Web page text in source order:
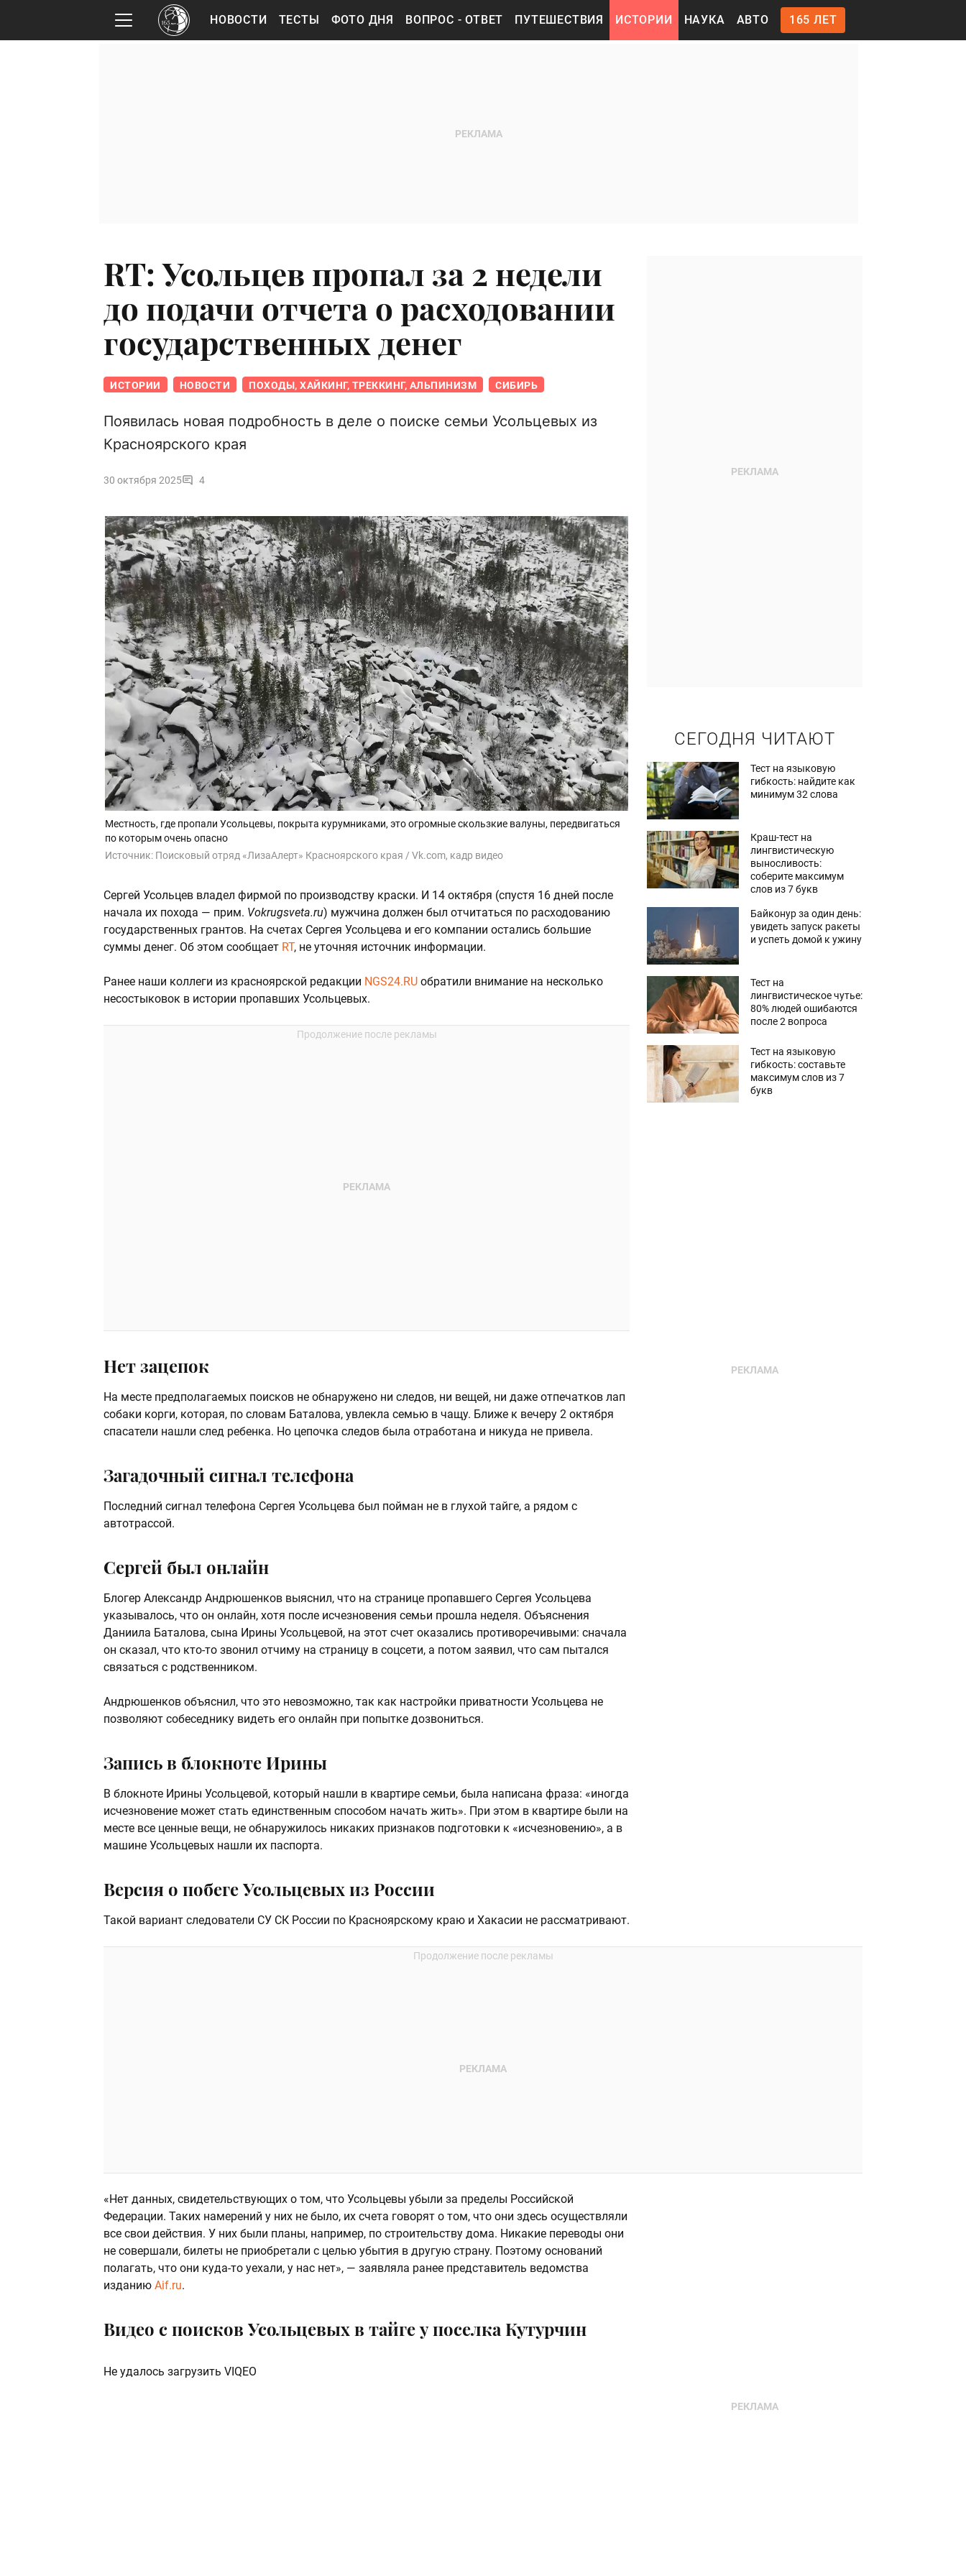
НОВОСТИ ТЕСТЫ ФОТО ДНЯ ВОПРОС - ОТВЕТ ПУТЕШЕСТВИЯ ИСТОРИИ НАУКА АВТО 165 ЛЕТ
RT: Усольцев пропал за 2 недели
до подачи отчета о расходовании
государственных денег
ИСТОРИИ НОВОСТИ ПОХОДЫ, ХАЙКИНГ, ТРЕККИНГ, АЛЬПИНИЗМ СИБИРЬ
Появилась новая подробность в деле о поиске семьи Усольцевых из
Красноярского края
30 октября 2025 4
Местность, где пропали Усольцевы, покрыта курумниками, это огромные скользкие валуны, передвигаться
по которым очень опасно
Источник: Поисковый отряд «ЛизаАлерт» Красноярского края / Vk.com, кадр видео
Сергей Усольцев владел фирмой по производству краски. И 14 октября (спустя 16 дней после
начала их похода — прим. Vokrugsveta.ru) мужчина должен был отчитаться по расходованию
государственных грантов. На счетах Сергея Усольцева и его компании остались большие
суммы денег. Об этом сообщает RT, не уточняя источник информации.
Ранее наши коллеги из красноярской редакции NGS24.RU обратили внимание на несколько
несостыковок в истории пропавших Усольцевых.
Нет зацепок
На месте предполагаемых поисков не обнаружено ни следов, ни вещей, ни даже отпечатков лап
собаки корги, которая, по словам Баталова, увлекла семью в чащу. Ближе к вечеру 2 октября
спасатели нашли след ребенка. Но цепочка следов была отработана и никуда не привела.
Загадочный сигнал телефона
Последний сигнал телефона Сергея Усольцева был пойман не в глухой тайге, а рядом с
автотрассой.
Сергей был онлайн
Блогер Александр Андрюшенков выяснил, что на странице пропавшего Сергея Усольцева
указывалось, что он онлайн, хотя после исчезновения семьи прошла неделя. Объяснения
Даниила Баталова, сына Ирины Усольцевой, на этот счет оказались противоречивыми: сначала
он сказал, что кто-то звонил отчиму на страницу в соцсети, а потом заявил, что сам пытался
связаться с родственником.
Андрюшенков объяснил, что это невозможно, так как настройки приватности Усольцева не
позволяют собеседнику видеть его онлайн при попытке дозвониться.
Запись в блокноте Ирины
В блокноте Ирины Усольцевой, который нашли в квартире семьи, была написана фраза: «иногда
исчезновение может стать единственным способом начать жить». При этом в квартире были на
месте все ценные вещи, не обнаружилось никаких признаков подготовки к «исчезновению», а в
машине Усольцевых нашли их паспорта.
Версия о побеге Усольцевых из России
Такой вариант следователи СУ СК России по Красноярскому краю и Хакасии не рассматривают.
«Нет данных, свидетельствующих о том, что Усольцевы убыли за пределы Российской
Федерации. Таких намерений у них не было, их счета говорят о том, что они здесь осуществляли
все свои действия. У них были планы, например, по строительству дома. Никакие переводы они
не совершали, билеты не приобретали с целью убытия в другую страну. Поэтому оснований
полагать, что они куда-то уехали, у нас нет», — заявляла ранее представитель ведомства
изданию Aif.ru.
Видео с поисков Усольцевых в тайге у поселка Кутурчин
Не удалось загрузить VIQEO
СЕГОДНЯ ЧИТАЮТ
Тест на языковую
гибкость: найдите как
минимум 32 слова
Краш-тест на
лингвистическую
выносливость:
соберите максимум
слов из 7 букв
Байконур за один день:
увидеть запуск ракеты
и успеть домой к ужину
Тест на
лингвистическое чутье:
80% людей ошибаются
после 2 вопроса
Тест на языковую
гибкость: составьте
максимум слов из 7
букв